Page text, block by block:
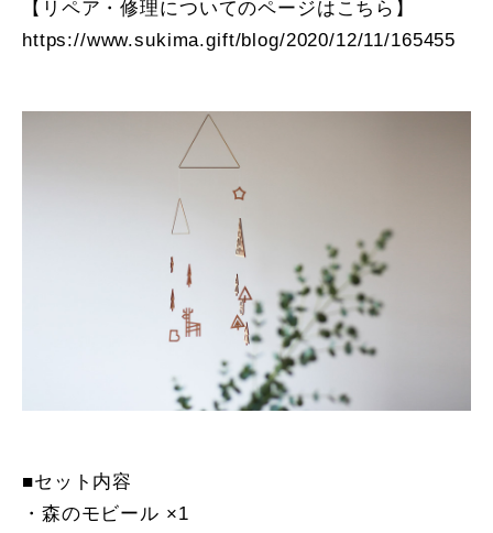
【リペア・修理についてのページはこちら】
https://www.sukima.gift/blog/2020/12/11/165455
■セット内容
・森のモビール ×1